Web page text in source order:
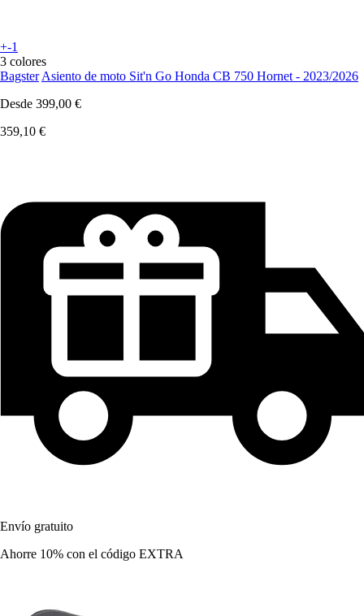
+-1
3 colores
Bagster Asiento de moto Sit'n Go Honda CB 750 Hornet - 2023/2026
Desde 399,00 €
359,10 €
Envío gratuito
Ahorre 10% con el código EXTRA